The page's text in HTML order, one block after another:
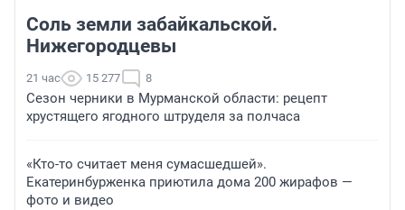
Соль земли забайкальской.
Нижегородцевы
21 час 15 277 8
Сезон черники в Мурманской области: рецепт
хрустящего ягодного штруделя за полчаса
«Кто-то считает меня сумасшедшей».
Екатеринбурженка приютила дома 200 жирафов —
фото и видео